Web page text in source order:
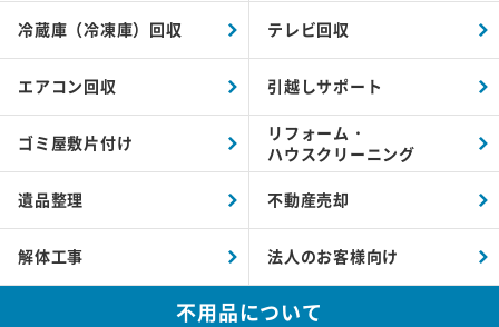
冷蔵庫（冷凍庫）回収 テレビ回収
エアコン回収 引越しサポート
ゴミ屋敷片付け
リフォーム・
ハウスクリーニング
遺品整理 不動産売却
解体工事 法人のお客様向け
不用品について